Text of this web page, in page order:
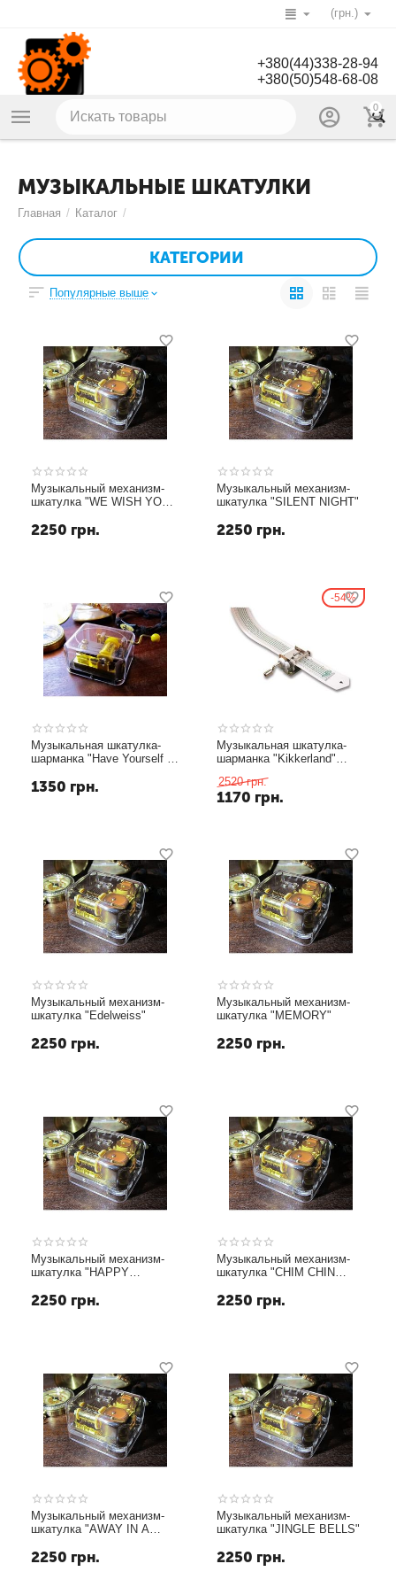
(грн.)
+380(44)338-28-94
+380(50)548-68-08
0
МУЗЫКАЛЬНЫЕ ШКАТУЛКИ
Главная / Каталог /
КАТЕГОРИИ
Популярные выше
Музыкальный механизм-
шкатулка "WE WISH YOU
2250 грн.
Музыкальный механизм-
шкатулка "SILENT NIGHT"
2250 грн.
Музыкальная шкатулка-
шарманка "Have Yourself A
1350 грн.
54%
Музыкальная шкатулка-
шарманка "Kikkerland"
2520 грн.
1170 грн.
Музыкальный механизм-
шкатулка "Edelweiss"
2250 грн.
Музыкальный механизм-
шкатулка "MEMORY"
2250 грн.
Музыкальный механизм-
шкатулка "HAPPY
2250 грн.
Музыкальный механизм-
шкатулка "CHIM CHIN
2250 грн.
Музыкальный механизм-
шкатулка "AWAY IN A
2250 грн.
Музыкальный механизм-
шкатулка "JINGLE BELLS"
2250 грн.